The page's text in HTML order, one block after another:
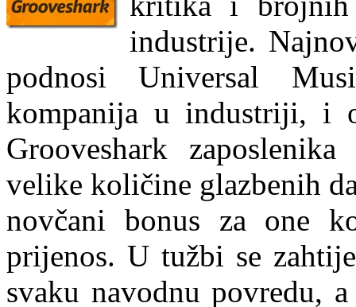
industrije.
podnosi Universal
kompanija u industriji, i
Grooveshark
velike količine glazbenih
novčani bonus za one
prijenos. U tužbi se
svaku navodnu povredu,